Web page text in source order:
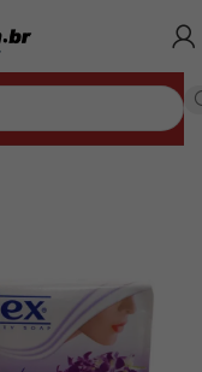
OW Matanzas”